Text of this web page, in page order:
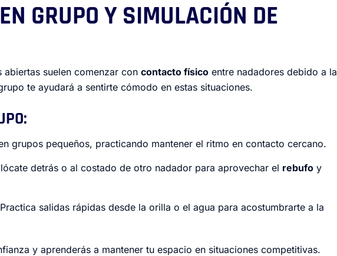
GRUPO Y SIMULACIÓN DE
abiertas suelen comenzar con contacto físico entre nadadores debido a la
te ayudará a sentirte cómodo en estas situaciones.
grupos pequeños, practicando mantener el ritmo en contacto cercano.
detrás o al costado de otro nadador para aprovechar el rebufo y
Practica salidas rápidas desde la orilla o el agua para acostumbrarte a la
y aprenderás a mantener tu espacio en situaciones competitivas.